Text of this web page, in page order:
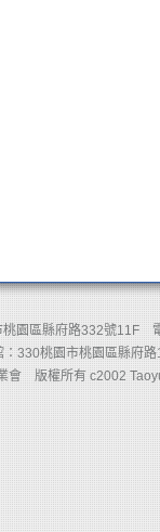
桃園區縣府路332號
：330桃園市桃園區縣
會 版權所有 c2002